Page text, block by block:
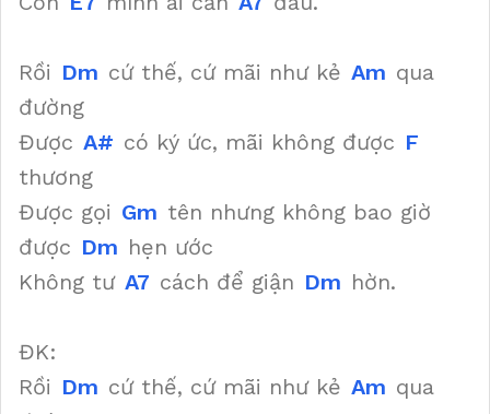
Rồi Dm cứ thế, cứ mãi như kẻ Am qua
đường
Được A# có ký ức, mãi không được F
thương
Được gọi Gm tên nhưng không bao giờ
được Dm hẹn ước
Không tư A7 cách để giận Dm hờn.
ĐK:
Rồi Dm cứ thế, cứ mãi như kẻ Am qua